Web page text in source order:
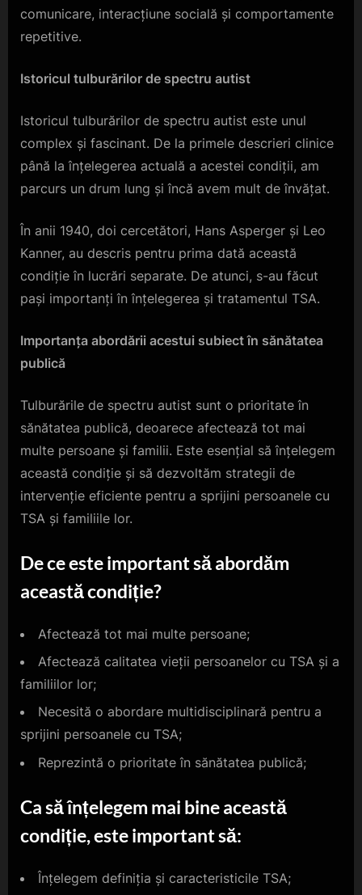
comunicare, interacțiune socială și comportamente
repetitive.
Istoricul tulburărilor de spectru autist
Istoricul tulburărilor de spectru autist este unul
complex și fascinant. De la primele descrieri clinice
până la înțelegerea actuală a acestei condiții, am
parcurs un drum lung și încă avem mult de învățat.
În anii 1940, doi cercetători, Hans Asperger și Leo
Kanner, au descris pentru prima dată această
condiție în lucrări separate. De atunci, s-au făcut
pași importanți în înțelegerea și tratamentul TSA.
Importanța abordării acestui subiect în sănătatea
publică
Tulburările de spectru autist sunt o prioritate în
sănătatea publică, deoarece afectează tot mai
multe persoane și familii. Este esențial să înțelegem
această condiție și să dezvoltăm strategii de
intervenție eficiente pentru a sprijini persoanele cu
TSA și familiile lor.
De ce este important să abordăm
această condiție?
Afectează tot mai multe persoane;
Afectează calitatea vieții persoanelor cu TSA și a
familiilor lor;
Necesită o abordare multidisciplinară pentru a
sprijini persoanele cu TSA;
Reprezintă o prioritate în sănătatea publică;
Ca să înțelegem mai bine această
condiție, este important să:
Înțelegem definiția și caracteristicile TSA;